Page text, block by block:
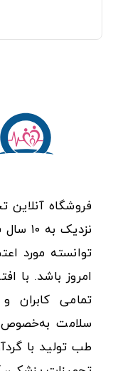
فروشگاه آنلاین
نزدیک
امروز باشد. با
تمامی کابران
سلامت به‌خصوص
طب تولید با